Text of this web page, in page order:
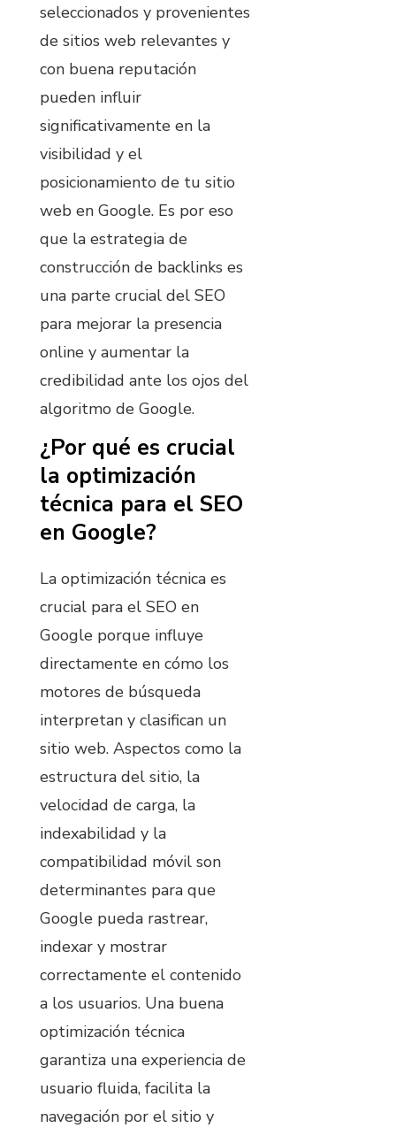
seleccionados y provenientes
de sitios web relevantes y
con buena reputación
pueden influir
significativamente en la
visibilidad y el
posicionamiento de tu sitio
web en Google. Es por eso
que la estrategia de
construcción de backlinks es
una parte crucial del SEO
para mejorar la presencia
online y aumentar la
credibilidad ante los ojos del
algoritmo de Google.
¿Por qué es crucial
la optimización
técnica para el SEO
en Google?
La optimización técnica es
crucial para el SEO en
Google porque influye
directamente en cómo los
motores de búsqueda
interpretan y clasifican un
sitio web. Aspectos como la
estructura del sitio, la
velocidad de carga, la
indexabilidad y la
compatibilidad móvil son
determinantes para que
Google pueda rastrear,
indexar y mostrar
correctamente el contenido
a los usuarios. Una buena
optimización técnica
garantiza una experiencia de
usuario fluida, facilita la
navegación por el sitio y